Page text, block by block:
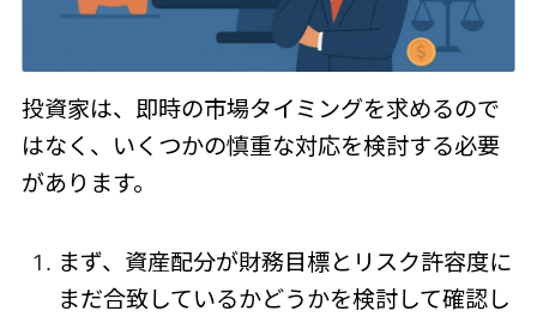
投資家は、即時の市場タイミングを求めるので
はなく、いくつかの慎重な対応を検討する必要
があります。
まず、資産配分が財務目標とリスク許容度に
まだ合致しているかどうかを検討して確認し